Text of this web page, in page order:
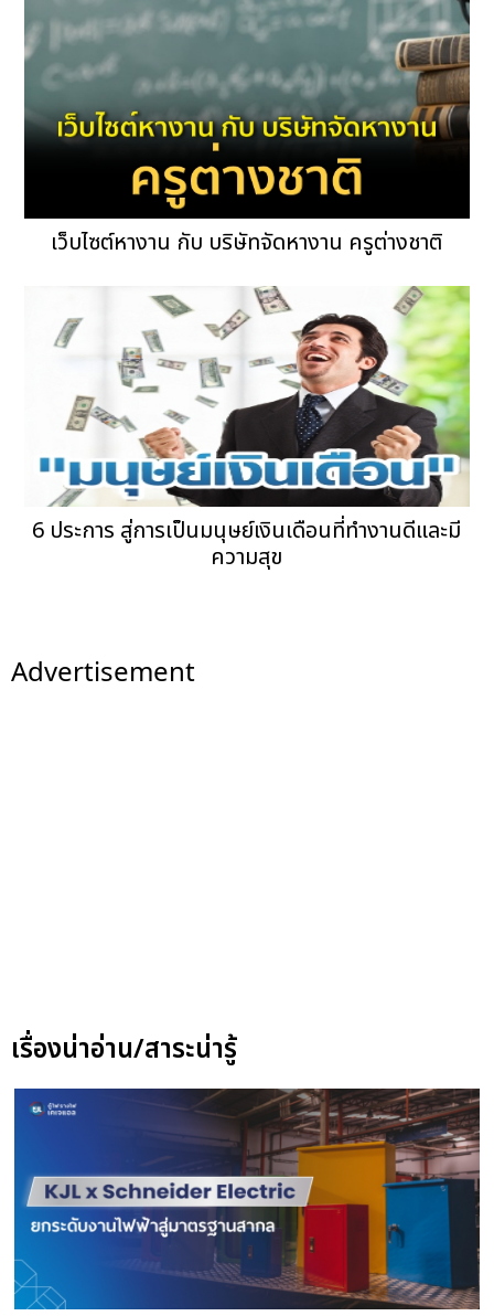
เว็บไซต์หางาน กับ บริษัทจัดหางาน ครูต่างชาติ
6 ประการ สู่การเป็นมนุษย์เงินเดือนที่ทำงานดีและมี
ความสุข
Advertisement
เรื่องน่าอ่าน/สาระน่ารู้